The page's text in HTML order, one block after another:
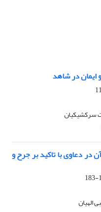
در شاهد
سرکشیکیان
در دعاوی با تاکید بر جرح و
الهیان